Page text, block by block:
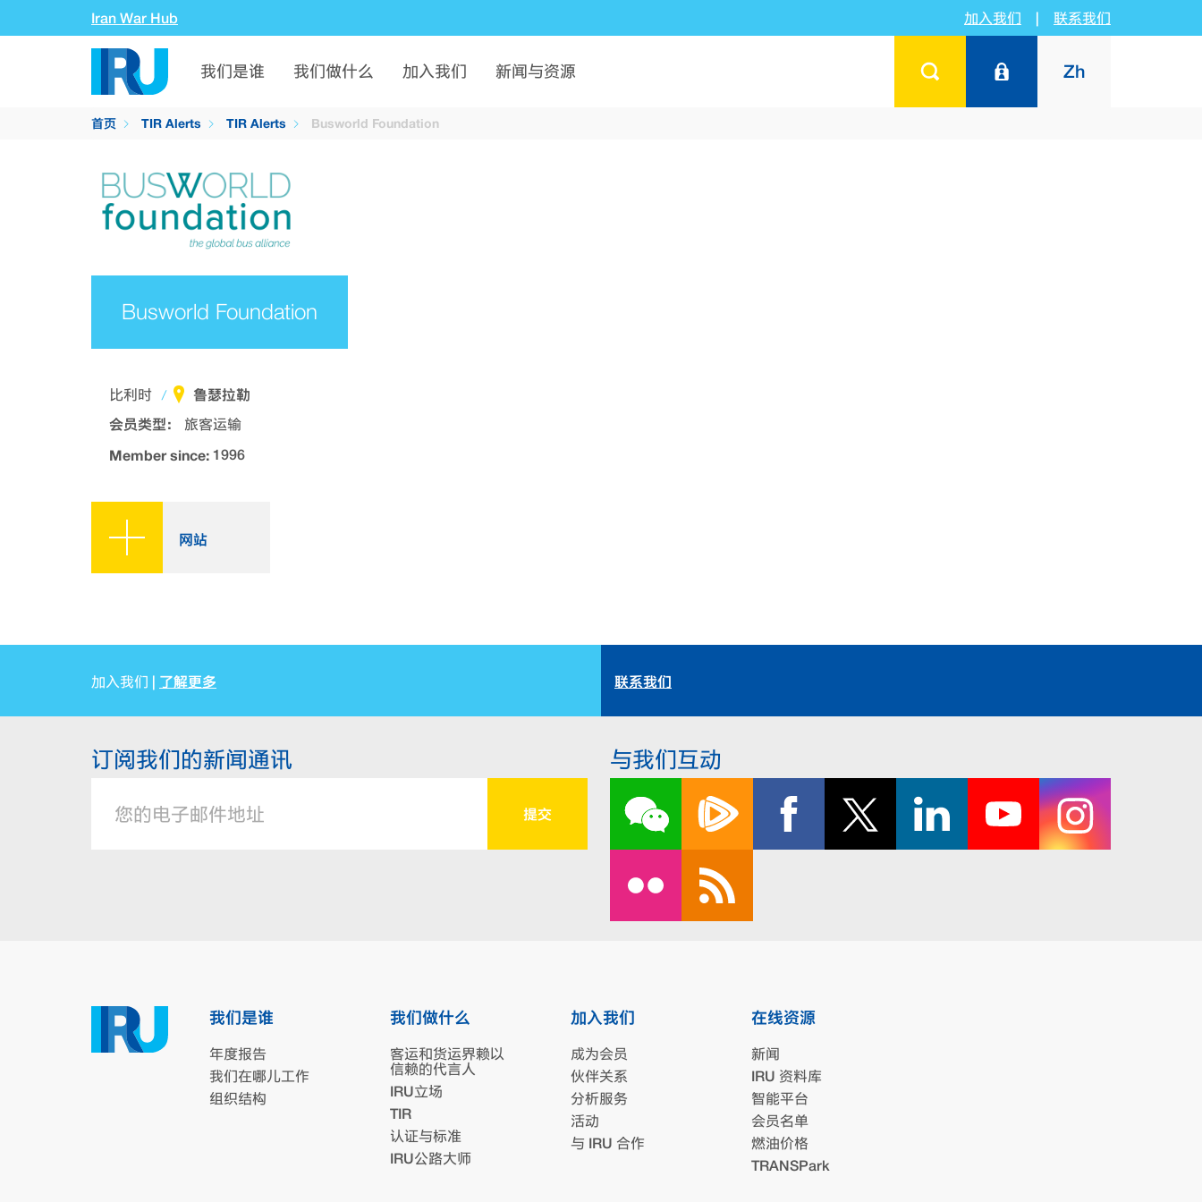
Iran War Hub 加入我们 | 联系我们
Zh
我们是谁 我们做什么 加入我们 新闻与资源
首页 TIR Alerts TIR Alerts Busworld Foundation
Busworld Foundation
比利时
鲁瑟拉勒
会员类型：
旅客运输
Member since: 1996
网站
加入我们 | 了解更多 联系我们
订阅我们的新闻通讯 与我们互动
我们是谁
年度报告
我们在哪儿工作
组织结构
我们做什么
客运和货运界赖以
信赖的代言人
IRU立场
TIR
认证与标准
IRU公路大师
加入我们
成为会员
伙伴关系
分析服务
活动
与 IRU 合作
在线资源
新闻
IRU 资料库
智能平台
会员名单
燃油价格
TRANSPark